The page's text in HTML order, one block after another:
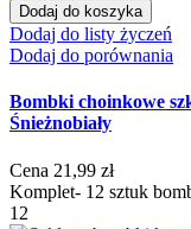
Dodaj do koszyka
Dodaj do listy życzeń
Dodaj do porównania
Bombki choinkowe
Śnieżnobiały
Cena 21,99 zł
Komplet- 12 sztuk
12